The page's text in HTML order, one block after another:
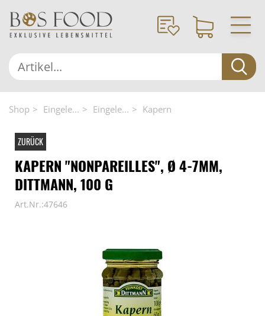
Shop Eingele... Eingele... Kapern
ZURÜCK
KAPERN "NONPAREILLES", Ø 4-7MM,
DITTMANN, 100 G
Art.Nr.:47646